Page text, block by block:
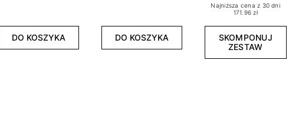
DO KOSZYKA DO KOSZYKA
Najniższa cena z 30 dni
171.96 zł
SKOMPONUJ
ZESTAW